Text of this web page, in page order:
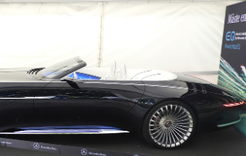
Fråga experterna
Platsbanken
Läs e-tidningen
Digital prenumeration